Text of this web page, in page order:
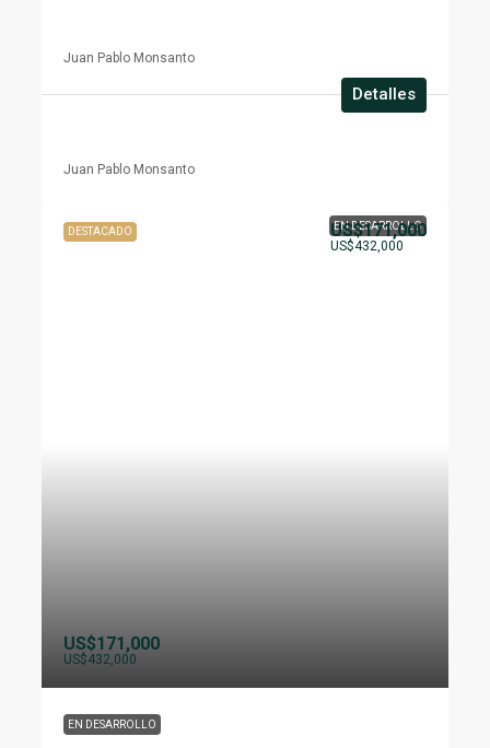
Detalles
Juan Pablo Monsanto
Juan Pablo Monsanto
DESTACADO EN DESARROLLO
US$171,000
US$432,000
EN DESARROLLO
US$171,000
US$432,000